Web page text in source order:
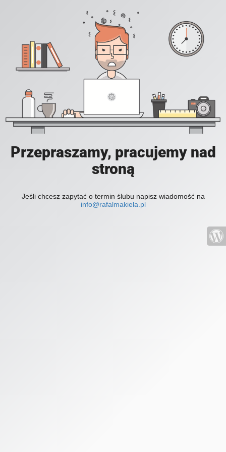
Przepraszamy, pracujemy nad
stroną
Jeśli chcesz zapytać o termin ślubu napisz wiadomość na
info@rafalmakiela.pl